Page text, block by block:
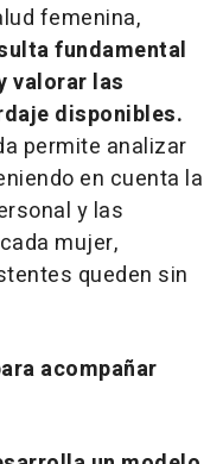
femenina,
fundamental
valorar las
disponibles.
permite analizar
en cuenta la
y las
mujer,
queden sin
acompañar